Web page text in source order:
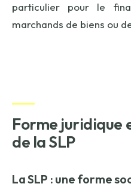
particulier pour le
marchands de biens ou
Forme juridique
de la SLP
La SLP : une forme